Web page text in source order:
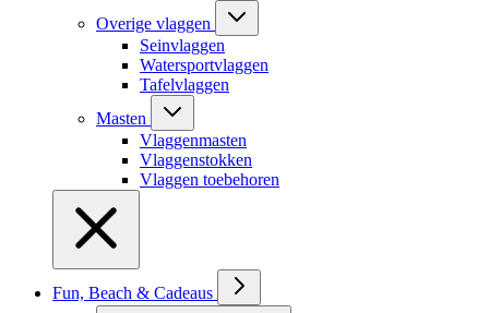
Overige vlaggen
Seinvlaggen
Watersportvlaggen
Tafelvlaggen
Masten
Vlaggenmasten
Vlaggenstokken
Vlaggen toebehoren
Fun, Beach & Cadeaus